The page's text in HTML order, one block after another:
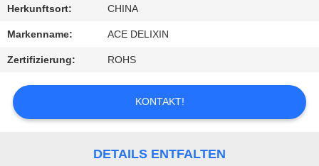
SIE
MIT
UNS
IN
VERBINDUNG
FORDERN
Herkunftsort: CHINA
Markenname: ACE DELIXIN
Zertifizierung: ROHS
KONTAKT!
DETAILS ENTFALTEN